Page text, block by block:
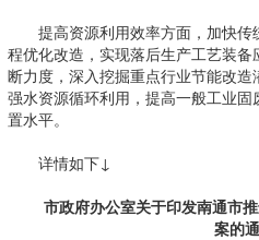
提高资源利用效率方面，加快传
程优化改造，实现落后生产工艺装
断力度，深入挖掘重点行业节能改
强水资源循环利用，提高一般工业
置水平。
详情如下↓
市政府办公室关于印发南通市
案的